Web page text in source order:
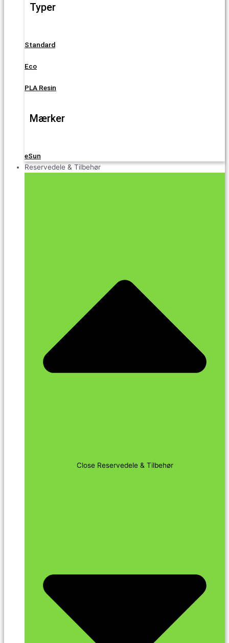
Typer
Standard
Eco
PLA Resin
Mærker
eSun
Reservedele & Tilbehør
Close Reservedele & Tilbehør